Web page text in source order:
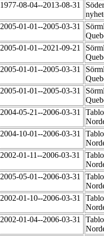
1977-08-04--2013-08-31
2005-01-01--2005-03-31
2005-01-01--2021-09-21
2005-01-01--2005-03-31
2005-01-01--2005-03-31
2004-05-21--2006-03-31
2004-10-01--2006-03-31
2002-01-11--2006-03-31
2005-05-01--2006-03-31
2002-01-10--2006-03-31
2002-01-04--2006-03-31